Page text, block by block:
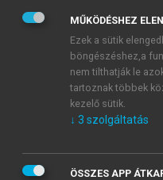
Adatkezelési
veszem és elfogadom.
Általános vásárlási
mersz.huoldalak
tudomásul veszem és
MŰKÖDÉSHEZ
Ezek a sütik
böngészéshez,a
nem tilthatják le
tartoznak többek
kezelő sütik.
↓ 3 szolgáltatás
ÖSSZES APP